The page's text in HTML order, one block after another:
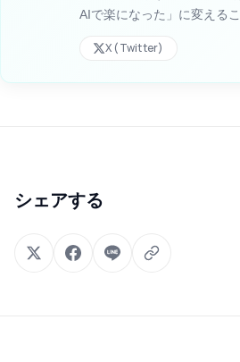
AIで楽になった」に変える
X (Twitter)
シェアする